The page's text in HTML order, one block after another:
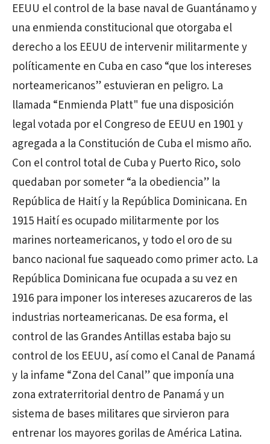
EEUU el control de la base naval de Guantánamo y
una enmienda constitucional que otorgaba el
derecho a los EEUU de intervenir militarmente y
políticamente en Cuba en caso “que los intereses
norteamericanos” estuvieran en peligro. La
llamada “Enmienda Platt" fue una disposición
legal votada por el Congreso de EEUU en 1901 y
agregada a la Constitución de Cuba el mismo año.
Con el control total de Cuba y Puerto Rico, solo
quedaban por someter “a la obediencia” la
República de Haití y la República Dominicana. En
1915 Haití es ocupado militarmente por los
marines norteamericanos, y todo el oro de su
banco nacional fue saqueado como primer acto. La
República Dominicana fue ocupada a su vez en
1916 para imponer los intereses azucareros de las
industrias norteamericanas. De esa forma, el
control de las Grandes Antillas estaba bajo su
control de los EEUU, así como el Canal de Panamá
y la infame “Zona del Canal” que imponía una
zona extraterritorial dentro de Panamá y un
sistema de bases militares que sirvieron para
entrenar los mayores gorilas de América Latina.